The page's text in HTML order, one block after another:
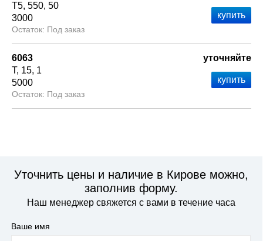
Т5 550 50
3000
Под заказ
6063
Т 15 1
5000
Под заказ
уточняйте
Уточнить цены и наличие в Кирове можно,
заполнив форму.
Наш менеджер свяжется с вами в течение часа
Ваше имя